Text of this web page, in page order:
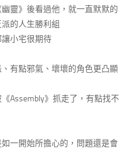
靈》後看過他，就一直默默的
的人生勝利組
小宅很期待
、有點邪氣、壞壞的角色更凸顯
Assembly》抓走了，有點找不
如一開始所擔心的，問題還是會